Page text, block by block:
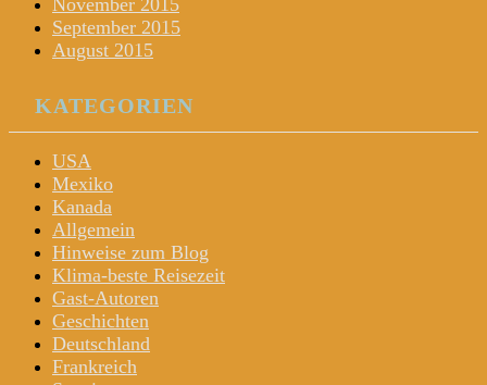
September 2015
August 2015
KATEGORIEN
USA
Mexiko
Kanada
Allgemein
Hinweise zum Blog
Klima-beste Reisezeit
Gast-Autoren
Geschichten
Deutschland
Frankreich